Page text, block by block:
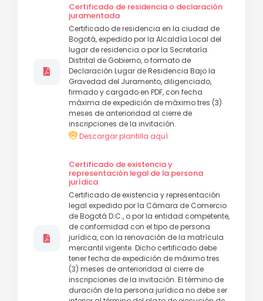
Certificado de residencia o declaración
juramentada
Certificado de residencia en la ciudad de
Bogotá, expedido por la Alcaldía Local del
lugar de residencia o por la Secretaría
Distrital de Gobierno, o formato de
Declaración Lugar de Residencia Bajo la
Gravedad del Juramento, diligenciado,
firmado y cargado en PDF, con fecha
máxima de expedición de máximo tres (3)
meses de anterioridad al cierre de
inscripciones de la invitación.
Descargar plantilla aquí
Certificado de existencia y
representación legal de la persona
jurídica
Certificado de existencia y representación
legal expedido por la Cámara de Comercio
de Bogotá D.C., o por la entidad competente,
de conformidad con el tipo de persona
jurídica, con la renovación de la matrícula
mercantil vigente. Dicho certificado debe
tener fecha de expedición de máximo tres
(3) meses de anterioridad al cierre de
inscripciones de la invitación. El término de
duración de la persona jurídica no debe ser